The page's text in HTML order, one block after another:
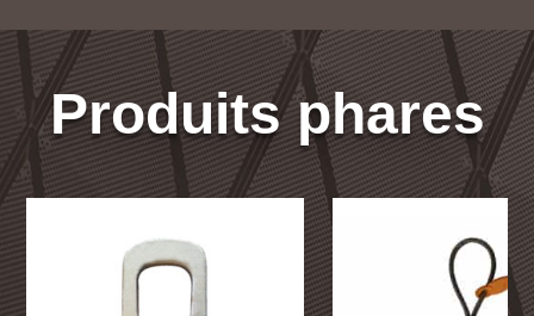
Produits phares